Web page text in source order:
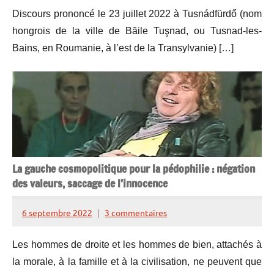
Lesquen
Discours prononcé le 23 juillet 2022 à Tusnádfürdő (nom
hongrois de la ville de Băile Tuşnad, ou Tusnad-les-
Bains, en Roumanie, à l’est de la Transylvanie) […]
La gauche cosmopolitique pour la pédophilie : négation
des valeurs, saccage de l’innocence
6 septembre 2022
Henry
Lesquen
3 commentaires
Les hommes de droite et les hommes de bien, attachés à
la morale, à la famille et à la civilisation, ne peuvent que